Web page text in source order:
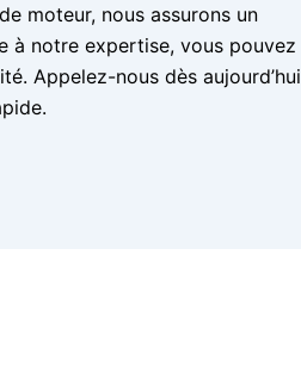
moteur, nous assurons un
à notre expertise, vous pouvez
Appelez-nous dès aujourd’hui